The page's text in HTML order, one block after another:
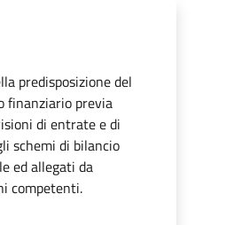
predisposizione del
finanziario previa
di entrate e di
schemi di bilancio
ed allegati da
competenti.